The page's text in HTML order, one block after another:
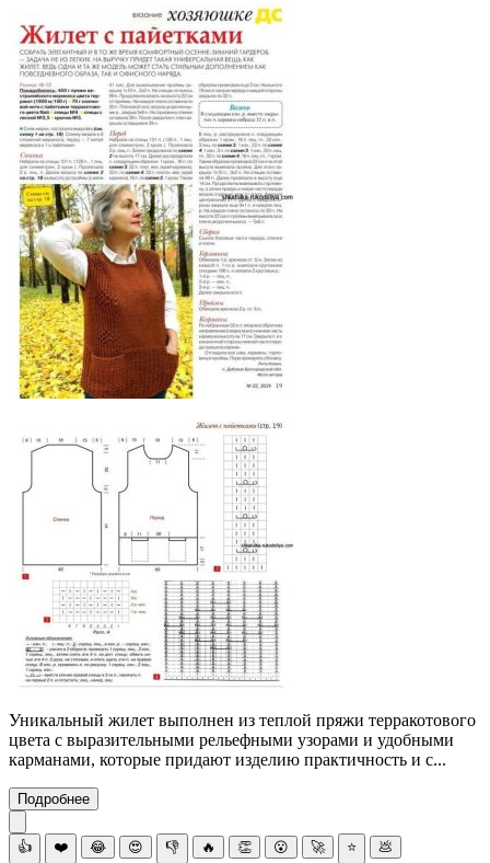
Уникальный жилет выполнен из теплой пряжи терракотового
цвета с выразительными рельефными узорами и удобными
карманами, которые придают изделию практичность и с...
Подробнее
👍 ❤️ 😂 😍 👎 🔥 👏 😮 🚀 ⭐ 💩